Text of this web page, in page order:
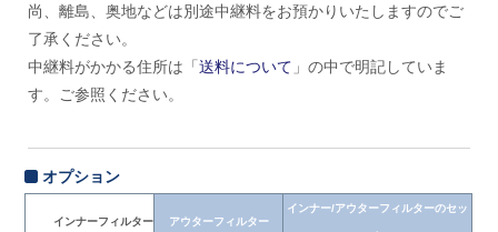
尚、離島、奥地などは別途中継料をお預かりいたしますのでご
了承ください。
中継料がかかる住所は「送料について 」の中で明記していま
す。ご参照ください。
オプション
インナーフィルター アウターフィルター
インナー/アウターフィルターのセッ